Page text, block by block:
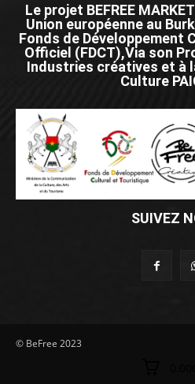
Le projet BEFREE
Union européenne au
Fonds de Développement
Officiel (FDCT),Via son
Industries créatives et à
Culture
SUIVEZ
© BeFree 2023